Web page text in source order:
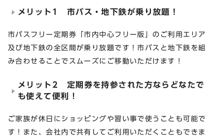
メリット1 市バス・地下鉄が乗り放題！
市バスフリー定期券「市内中心フリー版」のご利用エリア
及び地下鉄の全区間が乗り放題です！市バスと地下鉄を組
み合わせることでスムーズにご移動いただけます！
メリット2 定期券を持参された方ならどなたで
も使えて便利！
ご家族が休日にショッピングや習い事で使うことも可能で
す！また、会社内で共有してご利用いただくこともできま